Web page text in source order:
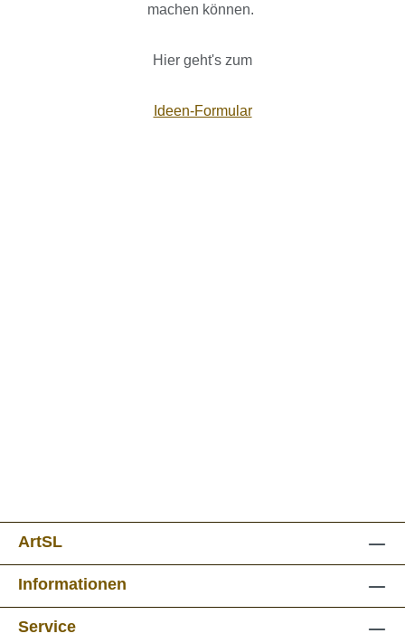
machen können.
Hier geht's zum
Ideen-Formular
ArtSL
Informationen
Service